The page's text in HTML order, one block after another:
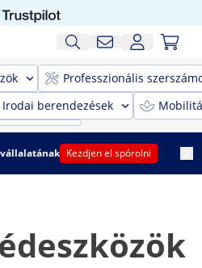
Professzionális
Irodai berendezések
Kezdjen el spórolni